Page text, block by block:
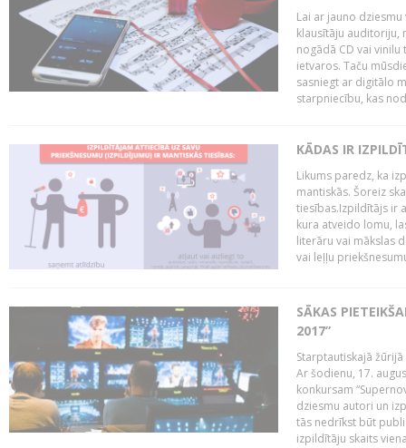
Lai ar jauno
klausītāju auditoriju,
nogādā CD vai
ietvaros. Taču
sasniegt ar digitālo
starpniecību, kas
KĀDAS IR
Likums paredz, ka
mantiskās. Šoreiz
tiesības.Izpildītājs ir
kura atveido lomu,
literāru vai mākslas
vai leļļu
SĀKAS
2017”
Starptautiskajā
Ar šodienu, 17.
konkursam
dziesmu autori un
tās nedrīkst būt
izpildītāju skaits